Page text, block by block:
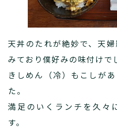
天丼のたれが絶妙で、天
みており僕好みの味付けで
きしめん（冷）もこしが
た。
満足のいくランチを久々
す。